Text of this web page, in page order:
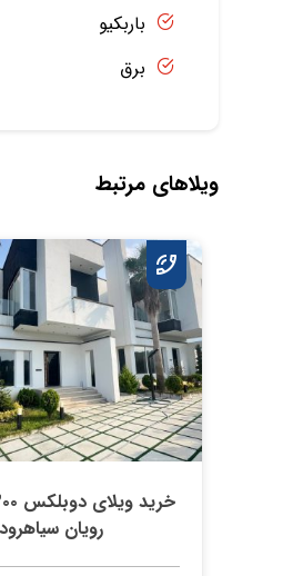
باربکیو
برق
ویلاهای مرتبط
رویان سیاهرود